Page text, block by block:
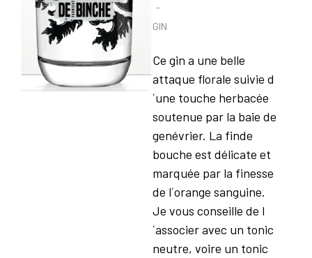
GIN
Ce gin a une belle
attaque florale suivie d
´une touche herbacée
soutenue par la baie de
genévrier. La finde
bouche est délicate et
marquée par la finesse
de l´orange sanguine.
Je vous conseille de l
´associer avec un tonic
neutre, voire un tonic